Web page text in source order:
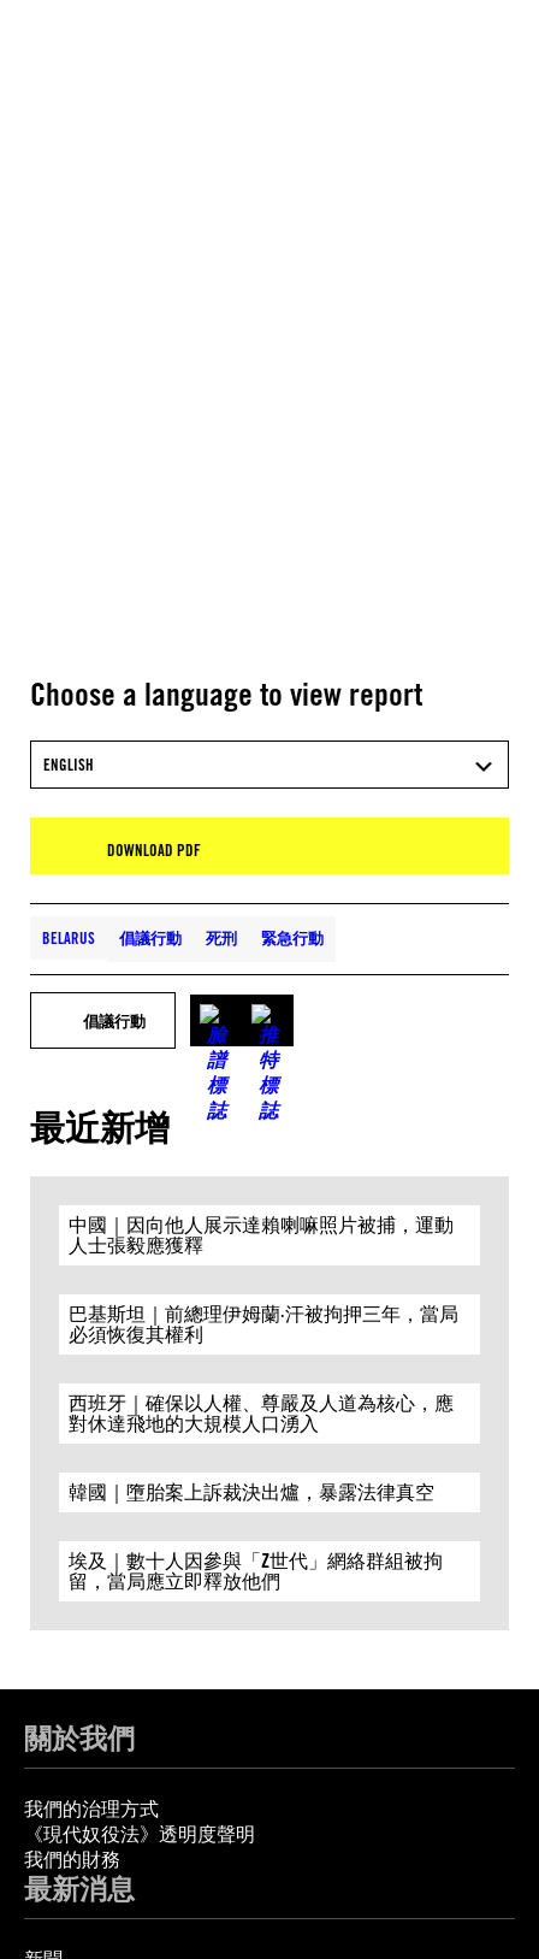
Choose a language to view report
ENGLISH
DOWNLOAD PDF
BELARUS 倡議行動 死刑 緊急行動
倡議行動
最近新增
中國｜因向他人展示達賴喇嘛照片被捕，運動
人士張毅應獲釋
巴基斯坦｜前總理伊姆蘭·汗被拘押三年，當局
必須恢復其權利
西班牙｜確保以人權、尊嚴及人道為核心，應
對休達飛地的大規模人口湧入
韓國｜墮胎案上訴裁決出爐，暴露法律真空
埃及｜數十人因參與「Z世代」網絡群組被拘
留，當局應立即釋放他們
關於我們
我們的治理方式
《現代奴役法》透明度聲明
我們的財務
最新消息